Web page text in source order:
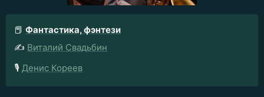
📕 Фантастика, фэнтези
✍️ Виталий Свадьбин
🎙️ Денис Кореев